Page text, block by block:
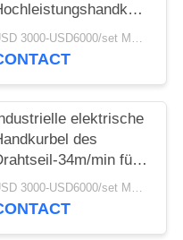
zieht
USD 3000-USD6000/set MOQ:1 Satz
elektrische
des
34m/min für
USD 3000-USD6000/set MOQ:1 Satz